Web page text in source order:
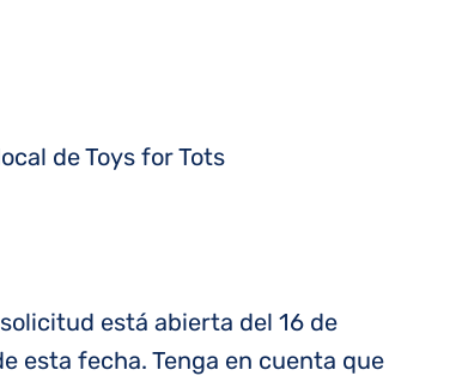
de Toys for Tots
está abierta del 16 de
esta fecha. Tenga en cuenta que